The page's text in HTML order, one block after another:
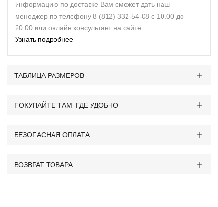
информацию по доставке Вам сможет дать наш
менеджер по телефону 8 (812) 332-54-08 с 10.00 до
20.00 или онлайн консультант на сайте.
Узнать подробнее
ТАБЛИЦА РАЗМЕРОВ
ПОКУПАЙТЕ ТАМ, ГДЕ УДОБНО
БЕЗОПАСНАЯ ОПЛАТА
ВОЗВРАТ ТОВАРА